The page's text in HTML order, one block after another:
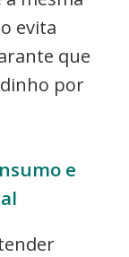
evita
que
por
e